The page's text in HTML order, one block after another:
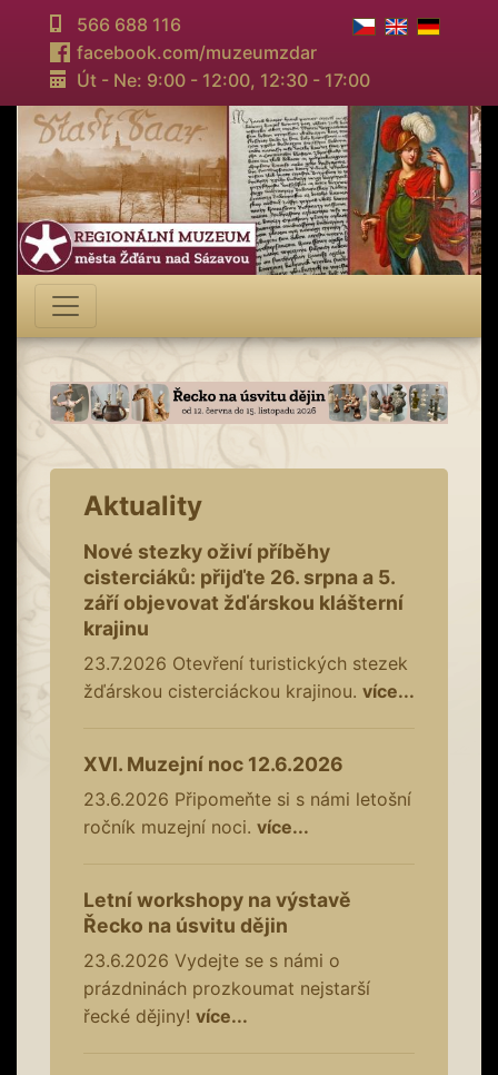
566 688 116
facebook.com/muzeumzdar
Út - Ne: 9:00 - 12:00, 12:30 - 17:00
Aktuality
Nové stezky oživí příběhy
cisterciáků: přijďte 26. srpna a 5.
září objevovat žďárskou klášterní
krajinu
23.7.2026 Otevření turistických stezek
žďárskou cisterciáckou krajinou. více...
XVI. Muzejní noc 12.6.2026
23.6.2026 Připomeňte si s námi letošní
ročník muzejní noci. více...
Letní workshopy na výstavě
Řecko na úsvitu dějin
23.6.2026 Vydejte se s námi o
prázdninách prozkoumat nejstarší
řecké dějiny! více...